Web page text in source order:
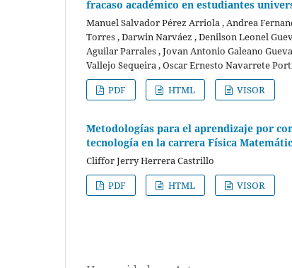
fracaso académico en estudiantes
Manuel Salvador Pérez Arriola , Andrea
Torres , Darwin Narváez , Denilson Leonel
Aguilar Parrales , Jovan Antonio Galeano
Vallejo Sequeira , Oscar Ernesto Navarrete
PDF
HTML VISOR
Metodologías para el aprendizaje por
tecnología en la carrera Física
Cliffor Jerry Herrera Castrillo
PDF
HTML VISOR